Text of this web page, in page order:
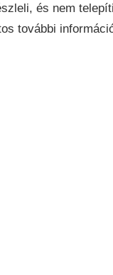
és nem
további